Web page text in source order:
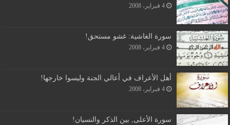
4 فبراير، 2008
سورة الغاشية: غشو مستحق!
4 فبراير، 2008
أهل الأعراف في أعالي الجنة وليسوا خارجها!
4 فبراير، 2008
سورة الأعلى, بين الذكر والنسيان!